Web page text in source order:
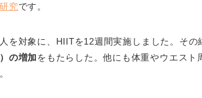
究です。
を対象に、HIITを12週間実施しました。その
の増加 をもたらした。他にも体重やウエス